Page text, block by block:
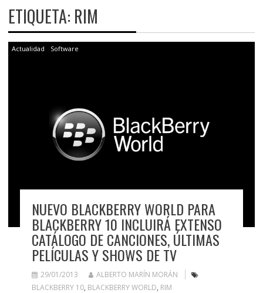
ETIQUETA: RIM
Actualidad Software
NUEVO BLACKBERRY WORLD PARA
BLACKBERRY 10 INCLUIRÁ EXTENSO
CATÁLOGO DE CANCIONES, ÚLTIMAS
PELÍCULAS Y SHOWS DE TV
29/01/2013
ALBERTO MARÍN MORÁN
BLACKBERRY 10, BLACKBERRY WORLD, RIM